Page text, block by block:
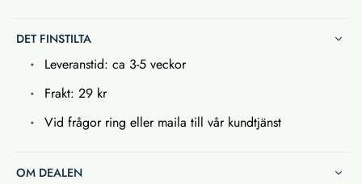
DET FINSTILTA
Leveranstid: ca 3-5 veckor
Frakt: 29 kr
Vid frågor ring eller maila till vår kundtjänst
OM DEALEN